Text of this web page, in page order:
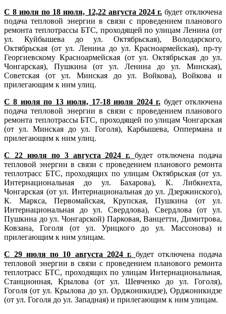
С 8 июля по 18 июля, 12,22 августа 2024 г.будет отключена
подача тепловой энергии в связи с проведением планового
ремонта теплотрассы БТС, проходящей по улицам Ленина (от
ул. Куйбышева до ул. Октябрьская), Володарского,
Октябрьская (от ул. Ленина до ул. Красноармейская), пр-ту
Георгиевскому Красноармейская (от ул. Октябрьская до ул.
Чонгарская), Пушкина (от ул. Ленина до ул. Минская),
Советская (от ул. Минская до ул. Войкова), Войкова и
прилегающим к ним улиц.
С 8 июля по 13 июля, 17-18 июля 2024 г. будет отключена
подача тепловой энергии в связи с проведением планового
ремонта теплотрассы БТС, проходящей по улицам Чонгарская
(от ул. Минская до ул. Гоголя), Карбышева, Оппермана и
прилегающим к ним улиц.
С 22 июля по 3 августа 2024 г. будет отключена подача
тепловой энергии в связи с проведением планового ремонта
теплотрасс БТС, проходящих по улицам Октябрьская (от ул.
Интернациональная до ул. Бахарова), К. Либкнехта,
Чонгарская (от ул. Интернациональная до ул. Дзержинского),
К. Маркса, Первомайская, Крупская, Пушкина (от ул.
Интернациональная до ул. Свердлова), Свердлова (от ул.
Пушкина до ул. Чонгарской) Парковая, Ванцетти, Димитрова,
Ковзана, Гоголя (от ул. Урицкого до ул. Массонова) и
прилегающим к ним улицам.
С 29 июля по 10 августа 2024 г. будет отключена подача
тепловой энергии в связи с проведением планового ремонта
теплотрасс БТС, проходящих по улицам Интернациональная,
Станционная, Крылова (от ул. Шевченко до ул. Гоголя),
Гоголя (от ул. Крылова до ул. Орджоникидзе), Орджоникидзе
(от ул. Гоголя до ул. Западная) и прилегающим к ним улицам.